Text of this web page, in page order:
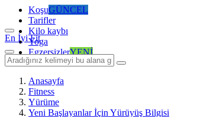
KoşuGÜNCEL
Tarifler
Kilo kaybı
Yoga
EgzersizlerYENİ
En İyi Fit
Anasayfa
Fitness
Yürüme
Yeni Başlayanlar İçin Yürüyüş Bilgisi